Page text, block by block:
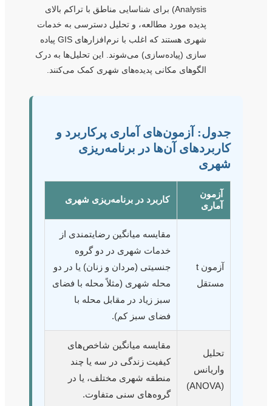
Analysis) برای شناسایی مناطق با تراکم بالای
پدیده مورد مطالعه، و تحلیل دسترسی به خدمات
شهری هستند که اغلب با نرم‌افزارهای GIS پیاده
سازی (پیاده‌سازی) می‌شوند. این تحلیل‌ها به درک
الگوهای مکانی پدیده‌های شهری کمک می‌کنند.
جدول: آزمون‌های آماری پرکاربرد و
کاربردهای آن‌ها در برنامه‌ریزی
شهری
آزمون
کاربرد در برنامه‌ریزی شهری
آزمون t
مستقل
مقایسه میانگین رضایتمندی از
خدمات شهری در دو گروه
جنسیتی (مردان و زنان) یا در دو
محله شهری (مثلاً محله با فضای
سبز زیاد در مقابل محله با
فضای سبز کم).
تحلیل
واریانس
مقایسه میانگین شاخص‌های
کیفیت زندگی در سه یا چند
منطقه شهری مختلف، یا در
گروه‌های سنی متفاوت.